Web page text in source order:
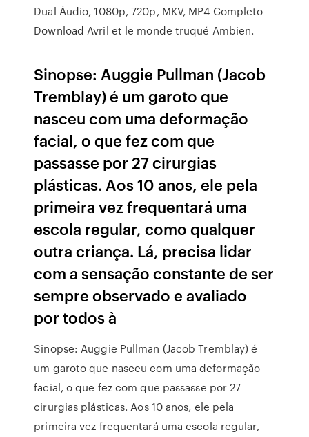
Dual Áudio, 1080p, 720p, MKV, MP4 Completo
Download Avril et le monde truqué Ambien.
Sinopse: Auggie Pullman (Jacob
Tremblay) é um garoto que
nasceu com uma deformação
facial, o que fez com que
passasse por 27 cirurgias
plásticas. Aos 10 anos, ele pela
primeira vez frequentará uma
escola regular, como qualquer
outra criança. Lá, precisa lidar
com a sensação constante de ser
sempre observado e avaliado
por todos à
Sinopse: Auggie Pullman (Jacob Tremblay) é
um garoto que nasceu com uma deformação
facial, o que fez com que passasse por 27
cirurgias plásticas. Aos 10 anos, ele pela
primeira vez frequentará uma escola regular,